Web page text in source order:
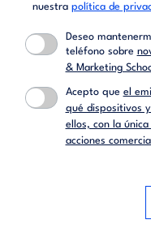
nuestra política de
Deseo
teléfono sobre
& Marketing
Acepto que el
qué dispositivos
ellos, con la
acciones